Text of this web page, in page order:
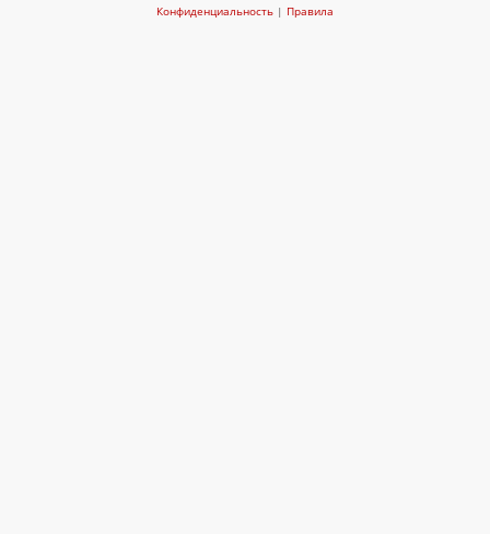
Конфиденциальность | Правила